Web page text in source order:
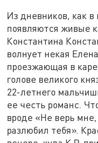
Из дневников, как
появляются живые
Константина
волнует некая
проезжающая в
голове великого
22-летнего
ее честь романс.
вроде «Не верь мне,
разлюбил тебя».